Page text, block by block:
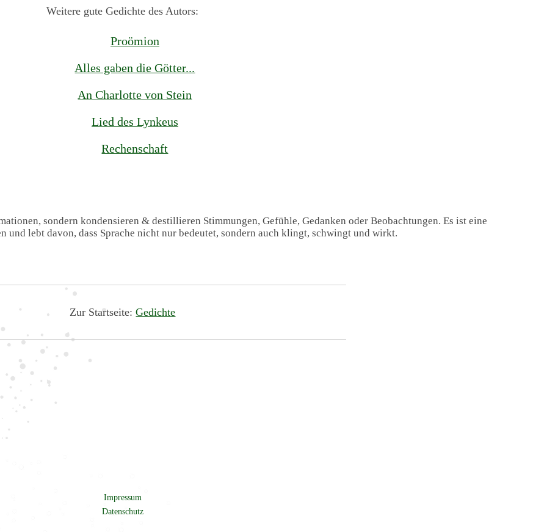
Weitere gute Gedichte des Autors:
Proömion
Alles gaben die Götter...
An Charlotte von Stein
Lied des Lynkeus
Rechenschaft
sondern kondensieren & destillieren Stimmungen, Gefühle, Gedanken oder Beobachtungen. Es ist eine
und lebt davon, dass Sprache nicht nur bedeutet, sondern auch klingt, schwingt und wirkt.
Zur Startseite:Gedichte
Impressum
Datenschutz